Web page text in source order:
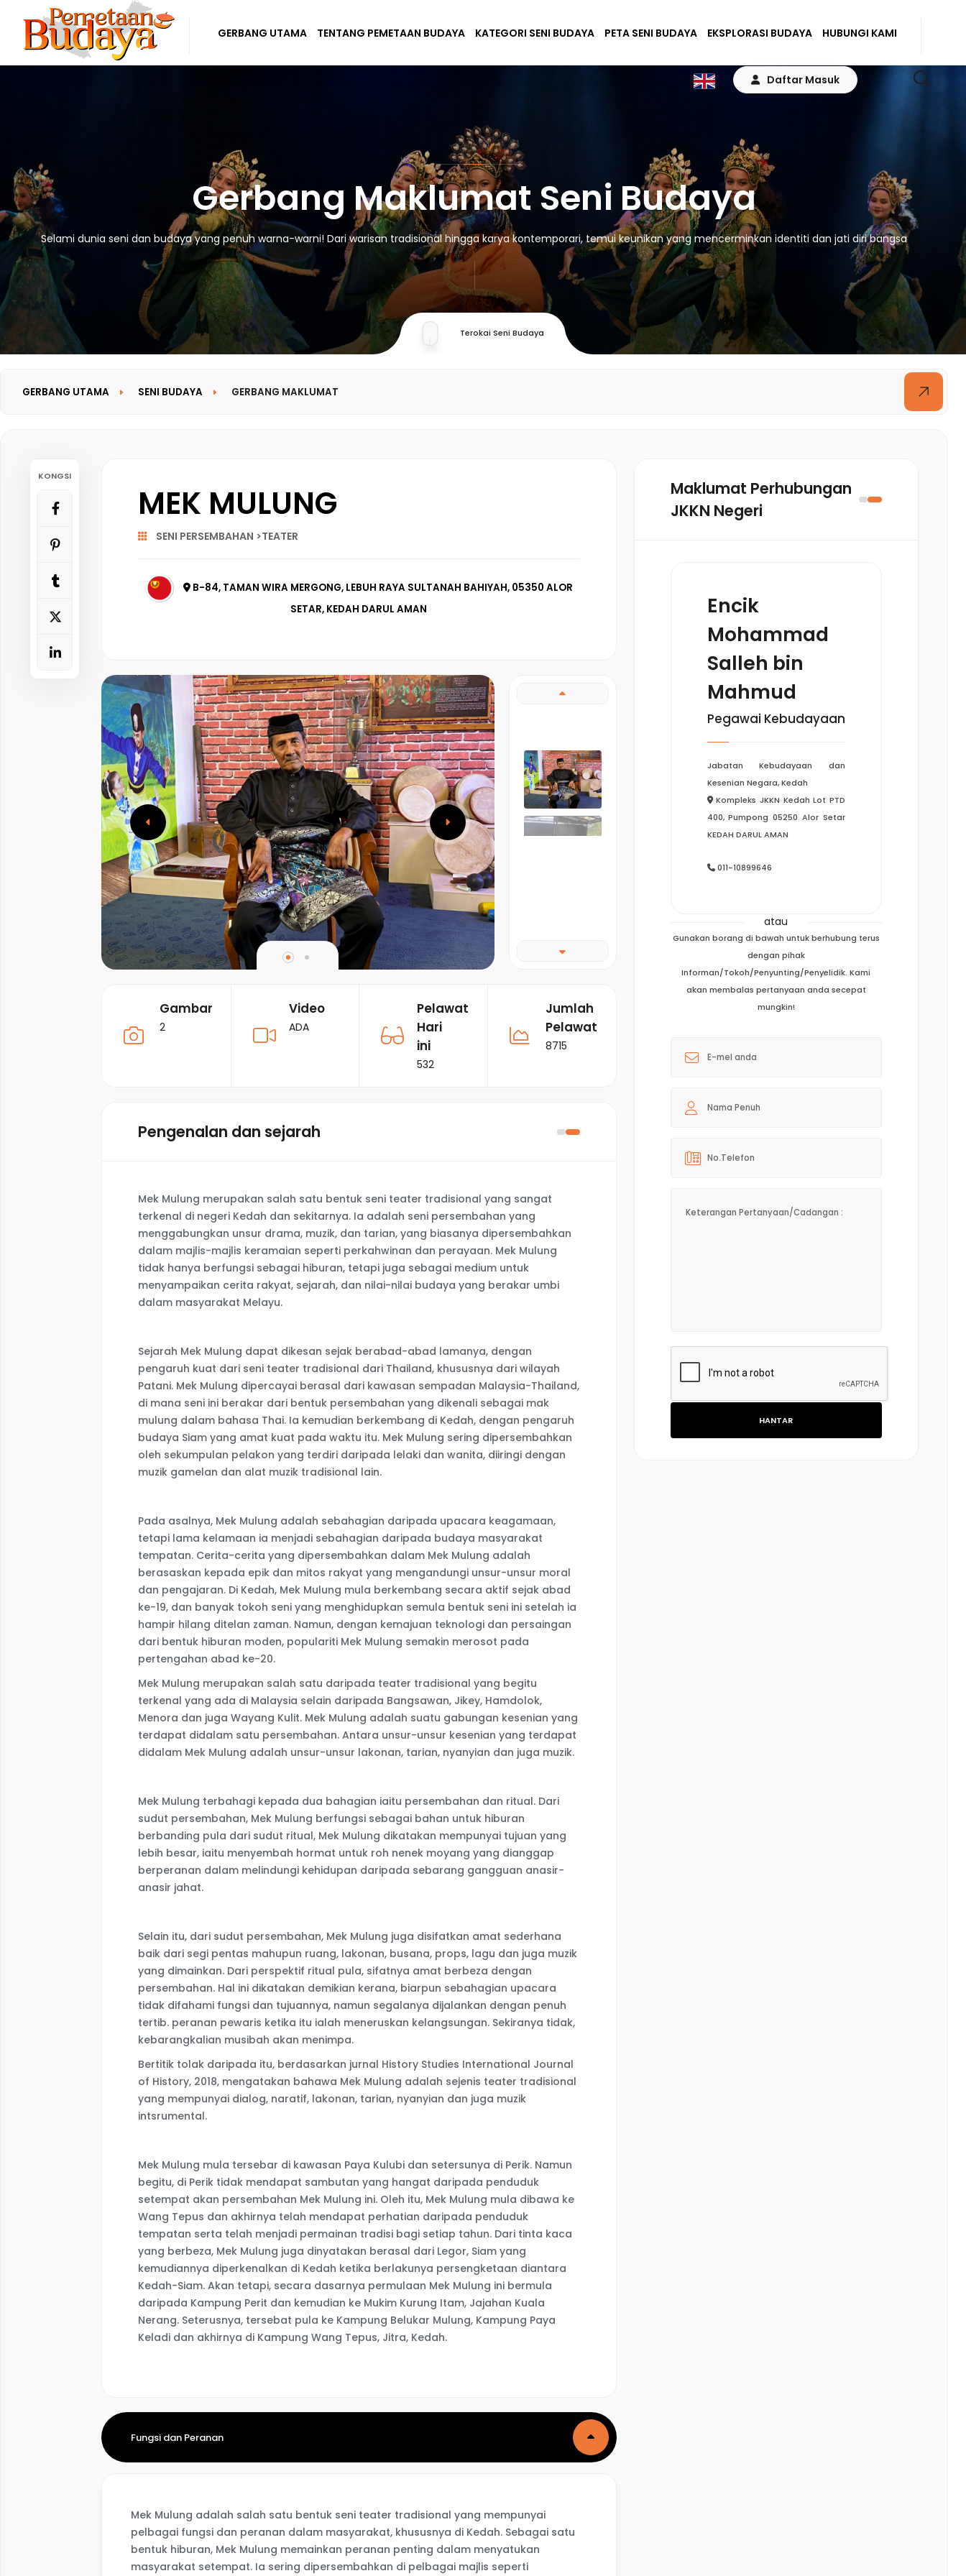
GERBANG UTAMA TENTANG PEMETAAN BUDAYA KATEGORI SENI BUDAYA PETA SENI BUDAYA EKSPLORASI BUDAYA HUBUNGI KAMI
Daftar Masuk
Gerbang Maklumat Seni Budaya
Selami dunia seni dan budaya yang penuh warna-warni! Dari warisan tradisional hingga karya kontemporari, temui keunikan yang mencerminkan identiti dan jati diri bangsa
Terokai Seni Budaya
GERBANG UTAMA SENI BUDAYA GERBANG MAKLUMAT
KONGSI
MEK MULUNG
SENI PERSEMBAHAN >TEATER
B-84, TAMAN WIRA MERGONG, LEBUH RAYA SULTANAH BAHIYAH, 05350 ALOR
SETAR, KEDAH DARUL AMAN
Gambar
2
Video
ADA
Pelawat
Hari
ini
532
Jumlah
Pelawat
8715
Pengenalan dan sejarah
Mek Mulung merupakan salah satu bentuk seni teater tradisional yang sangat
terkenal di negeri Kedah dan sekitarnya. Ia adalah seni persembahan yang
menggabungkan unsur drama, muzik, dan tarian, yang biasanya dipersembahkan
dalam majlis-majlis keramaian seperti perkahwinan dan perayaan. Mek Mulung
tidak hanya berfungsi sebagai hiburan, tetapi juga sebagai medium untuk
menyampaikan cerita rakyat, sejarah, dan nilai-nilai budaya yang berakar umbi
dalam masyarakat Melayu.
Sejarah Mek Mulung dapat dikesan sejak berabad-abad lamanya, dengan
pengaruh kuat dari seni teater tradisional dari Thailand, khususnya dari wilayah
Patani. Mek Mulung dipercayai berasal dari kawasan sempadan Malaysia-Thailand,
di mana seni ini berakar dari bentuk persembahan yang dikenali sebagai mak
mulung dalam bahasa Thai. Ia kemudian berkembang di Kedah, dengan pengaruh
budaya Siam yang amat kuat pada waktu itu. Mek Mulung sering dipersembahkan
oleh sekumpulan pelakon yang terdiri daripada lelaki dan wanita, diiringi dengan
muzik gamelan dan alat muzik tradisional lain.
Pada asalnya, Mek Mulung adalah sebahagian daripada upacara keagamaan,
tetapi lama kelamaan ia menjadi sebahagian daripada budaya masyarakat
tempatan. Cerita-cerita yang dipersembahkan dalam Mek Mulung adalah
berasaskan kepada epik dan mitos rakyat yang mengandungi unsur-unsur moral
dan pengajaran. Di Kedah, Mek Mulung mula berkembang secara aktif sejak abad
ke-19, dan banyak tokoh seni yang menghidupkan semula bentuk seni ini setelah ia
hampir hilang ditelan zaman. Namun, dengan kemajuan teknologi dan persaingan
dari bentuk hiburan moden, populariti Mek Mulung semakin merosot pada
pertengahan abad ke-20.
Mek Mulung merupakan salah satu daripada teater tradisional yang begitu
terkenal yang ada di Malaysia selain daripada Bangsawan, Jikey, Hamdolok,
Menora dan juga Wayang Kulit. Mek Mulung adalah suatu gabungan kesenian yang
terdapat didalam satu persembahan. Antara unsur-unsur kesenian yang terdapat
didalam Mek Mulung adalah unsur-unsur lakonan, tarian, nyanyian dan juga muzik.
Mek Mulung terbahagi kepada dua bahagian iaitu persembahan dan ritual. Dari
sudut persembahan, Mek Mulung berfungsi sebagai bahan untuk hiburan
berbanding pula dari sudut ritual, Mek Mulung dikatakan mempunyai tujuan yang
lebih besar, iaitu menyembah hormat untuk roh nenek moyang yang dianggap
berperanan dalam melindungi kehidupan daripada sebarang gangguan anasir-
anasir jahat.
Selain itu, dari sudut persembahan, Mek Mulung juga disifatkan amat sederhana
baik dari segi pentas mahupun ruang, lakonan, busana, props, lagu dan juga muzik
yang dimainkan. Dari perspektif ritual pula, sifatnya amat berbeza dengan
persembahan. Hal ini dikatakan demikian kerana, biarpun sebahagian upacara
tidak difahami fungsi dan tujuannya, namun segalanya dijalankan dengan penuh
tertib. peranan pewaris ketika itu ialah meneruskan kelangsungan. Sekiranya tidak,
kebarangkalian musibah akan menimpa.
Bertitik tolak daripada itu, berdasarkan jurnal History Studies International Journal
of History, 2018, mengatakan bahawa Mek Mulung adalah sejenis teater tradisional
yang mempunyai dialog, naratif, lakonan, tarian, nyanyian dan juga muzik
intsrumental.
Mek Mulung mula tersebar di kawasan Paya Kulubi dan setersunya di Perik. Namun
begitu, di Perik tidak mendapat sambutan yang hangat daripada penduduk
setempat akan persembahan Mek Mulung ini. Oleh itu, Mek Mulung mula dibawa ke
Wang Tepus dan akhirnya telah mendapat perhatian daripada penduduk
tempatan serta telah menjadi permainan tradisi bagi setiap tahun. Dari tinta kaca
yang berbeza, Mek Mulung juga dinyatakan berasal dari Legor, Siam yang
kemudiannya diperkenalkan di Kedah ketika berlakunya persengketaan diantara
Kedah-Siam. Akan tetapi, secara dasarnya permulaan Mek Mulung ini bermula
daripada Kampung Perit dan kemudian ke Mukim Kurung Itam, Jajahan Kuala
Nerang. Seterusnya, tersebat pula ke Kampung Belukar Mulung, Kampung Paya
Keladi dan akhirnya di Kampung Wang Tepus, Jitra, Kedah.
Fungsi dan Peranan
Mek Mulung adalah salah satu bentuk seni teater tradisional yang mempunyai
pelbagai fungsi dan peranan dalam masyarakat, khususnya di Kedah. Sebagai satu
bentuk hiburan, Mek Mulung memainkan peranan penting dalam menyatukan
masyarakat setempat. Ia sering dipersembahkan di pelbagai majlis seperti
Maklumat Perhubungan
JKKN Negeri
Encik
Mohammad
Salleh bin
Mahmud
Pegawai Kebudayaan
Jabatan Kebudayaan dan
Kesenian Negara, Kedah
Kompleks JKKN Kedah Lot PTD
400, Pumpong 05250 Alor Setar
KEDAH DARUL AMAN
011-10899646
atau
Gunakan borang di bawah untuk berhubung terus
dengan pihak
Informan/Tokoh/Penyunting/Penyelidik. Kami
akan membalas pertanyaan anda secepat
mungkin!
HANTAR